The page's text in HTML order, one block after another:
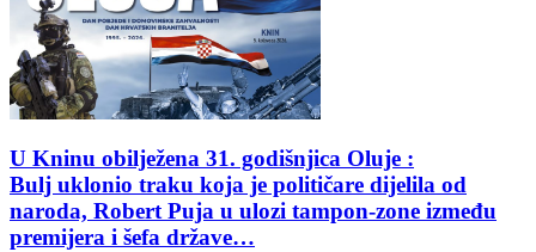
U Kninu obilježena 31. godišnjica Oluje :
Bulj uklonio traku koja je političare dijelila od
naroda, Robert Puja u ulozi tampon-zone između
premijera i šefa države…